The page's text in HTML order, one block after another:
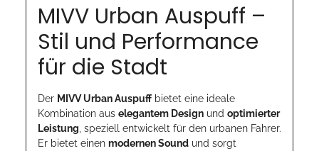
MIVV Urban Auspuff –
Stil und Performance
für die Stadt
Der MIVV Urban Auspuff bietet eine ideale
Kombination aus elegantem Design und optimierter
Leistung , speziell entwickelt für den urbanen Fahrer.
Er bietet einen modernen Sound und sorgt